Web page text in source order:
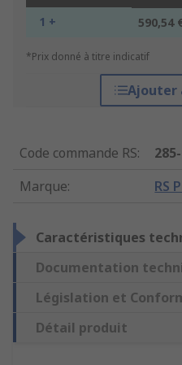
1 + 590,54
*Prix donné à titre indicatif
Ajouter
Code commande RS:
Marque: RS
Caractéristiques
Documentation
Législation et
Détail produit